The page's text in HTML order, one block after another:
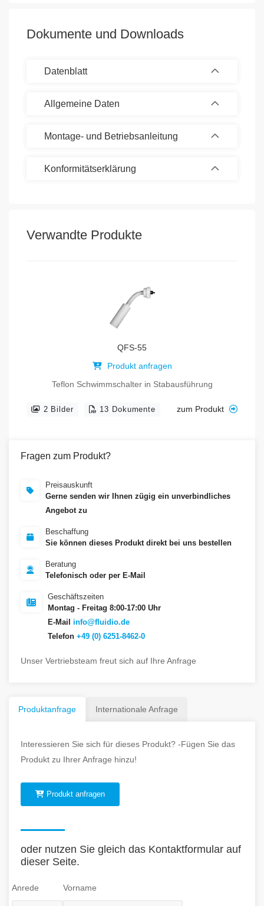
Dokumente und Downloads
Datenblatt
Allgemeine Daten
Montage- und Betriebsanleitung
Konformitätserklärung
Verwandte Produkte
QFS-55
Produkt anfragen
Teflon Schwimmschalter in Stabausführung
2 Bilder 13 Dokumente zum Produkt
Fragen zum Produkt?
Preisauskunft
Gerne senden wir Ihnen zügig ein unverbindliches
Angebot zu
Beschaffung
Sie können dieses Produkt direkt bei uns bestellen
Beratung
Telefonisch oder per E-Mail
Geschäftszeiten
Montag - Freitag 8:00-17:00 Uhr
E-Mail info@fluidio.de
Telefon +49 (0) 6251-8462-0
Unser Vertriebsteam freut sich auf Ihre Anfrage
Produktanfrage Internationale Anfrage
Interessieren Sie sich für dieses Produkt? -Fügen Sie das
Produkt zu Ihrer Anfrage hinzu!
Produkt anfragen
oder nutzen Sie gleich das Kontaktformular auf
dieser Seite.
Anrede Vorname